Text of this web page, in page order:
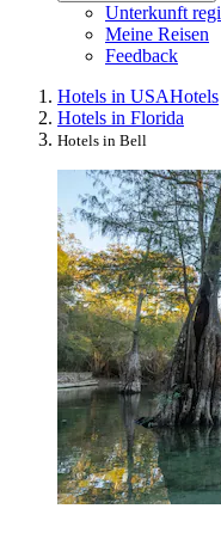
Unterkunft
Meine Reisen
Feedback
Hotels in USAHotels
Hotels in Florida
Hotels in Bell